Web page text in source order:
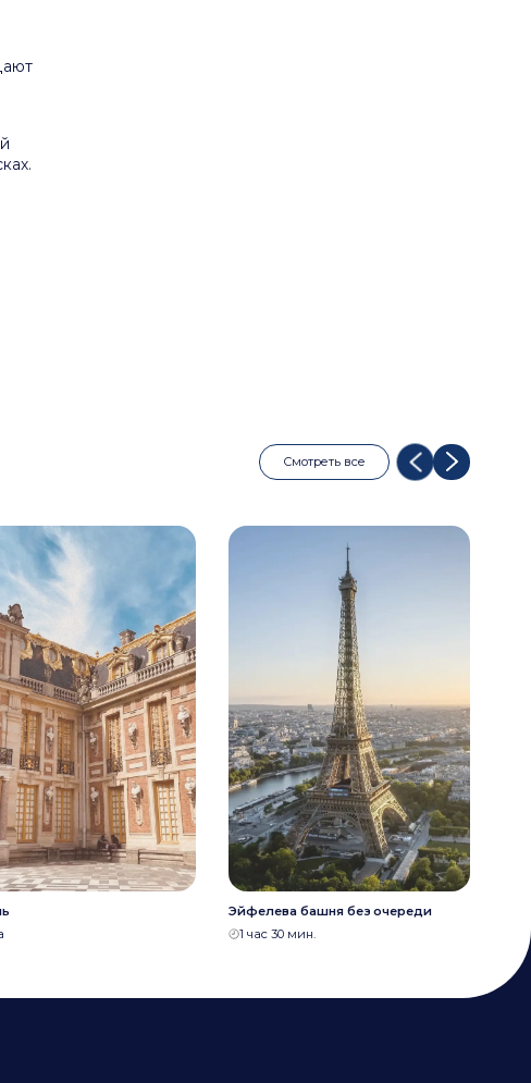
Смотреть все
Эйфелева башня без очереди
1 час 30 мин.
4